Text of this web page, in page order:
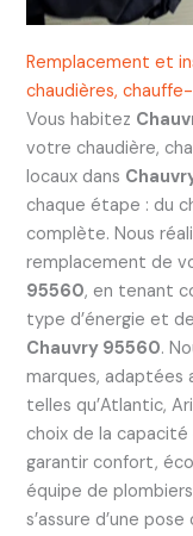
Remplacement et
chaudières,
Vous habitez
votre chaudière,
locaux dans
chaque étape : du
complète. Nous
remplacement de
95560, en tenant
type d’énergie et
Chauvry 95560.
marques, adaptées
telles qu’Atlantic,
choix de la
garantir confort,
équipe de
s’assure d’une